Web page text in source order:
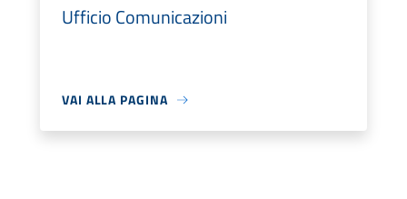
Ufficio Comunicazioni
VAI ALLA PAGINA